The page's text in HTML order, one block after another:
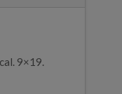
9×19.